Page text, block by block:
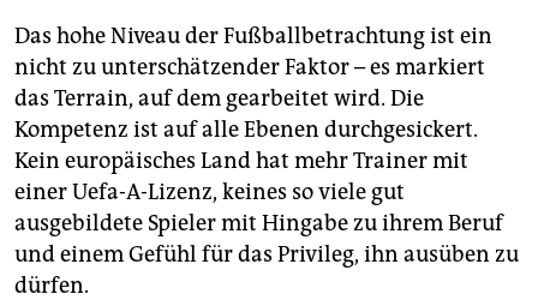
Das hohe Niveau der Fußballbetrachtung ist ein
nicht zu unterschätzender Faktor – es markiert
das Terrain, auf dem gearbeitet wird. Die
Kompetenz ist auf alle Ebenen durchgesickert.
Kein europäisches Land hat mehr Trainer mit
einer Uefa-A-Lizenz, keines so viele gut
ausgebildete Spieler mit Hingabe zu ihrem Beruf
und einem Gefühl für das Privileg, ihn ausüben zu
dürfen.